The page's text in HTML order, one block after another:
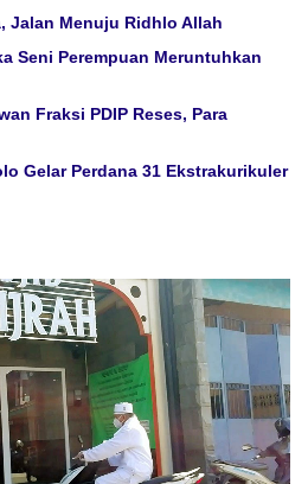
Jalan Menuju Ridhlo Allah
Seni Perempuan Meruntuhkan
Fraksi PDIP Reses, Para
Gelar Perdana 31 Ekstrakurikuler